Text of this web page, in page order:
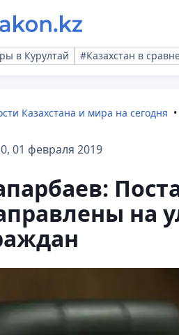
в Курултай #Казахстан в
Казахстана и мира на сегодня
01 февраля 2019
на